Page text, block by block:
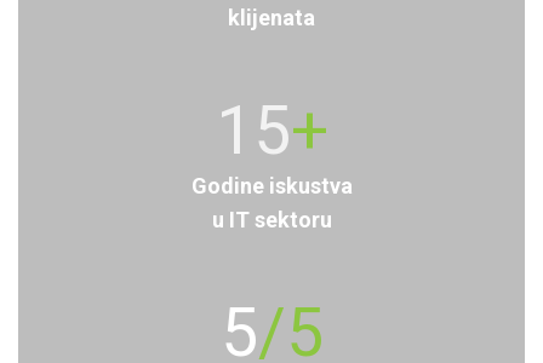
klijenata
15+
Godine iskustva
u IT sektoru
5/5